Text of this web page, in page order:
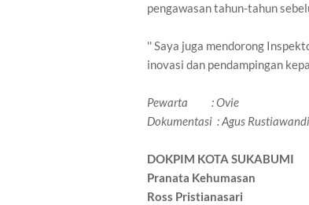
pengawasan tahun-tahun
'' Saya juga mendorong
inovasi dan pendampingan
Pewarta : Ovie
Dokumentasi : Agus Rustiawandi
DOKPIM KOTA SUKABUMI
Pranata Kehumasan
Ross Pristianasari